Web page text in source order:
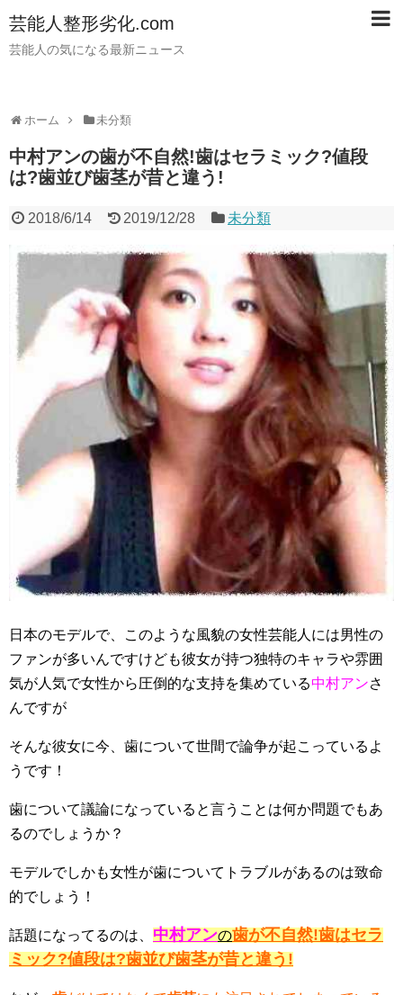
芸能人整形劣化.com
芸能人の気になる最新ニュース
ホーム 未分類
中村アンの歯が不自然!歯はセラミック?値段
は?歯並び歯茎が昔と違う!
2018/6/14 2019/12/28 未分類
日本のモデルで、このような風貌の女性芸能人には男性の
ファンが多いんですけども彼女が持つ独特のキャラや雰囲
気が人気で女性から圧倒的な支持を集めている中村アンさ
んですが
そんな彼女に今、歯について世間で論争が起こっているよ
うです！
歯について議論になっていると言うことは何か問題でもあ
るのでしょうか？
モデルでしかも女性が歯についてトラブルがあるのは致命
的でしょう！
話題になってるのは、 中村アンの歯が不自然!歯はセラ
ミック?値段は?歯並び歯茎が昔と違う!